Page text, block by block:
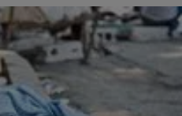
sul sagrato della Basilica di San
di vicinanza alla Croazia,